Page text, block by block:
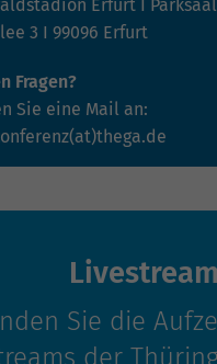
Erfurt I Parksaal
3 I 99096 Erfurt
Fragen?
Sie eine Mail an:
Livestream
Sie die
begrenzen.